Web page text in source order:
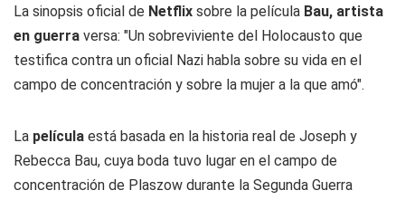
La sinopsis oficial de Netflix sobre la película Bau, artista
en guerra versa: "Un sobreviviente del Holocausto que
testifica contra un oficial Nazi habla sobre su vida en el
campo de concentración y sobre la mujer a la que amó".
La película está basada en la historia real de Joseph y
Rebecca Bau, cuya boda tuvo lugar en el campo de
concentración de Plaszow durante la Segunda Guerra